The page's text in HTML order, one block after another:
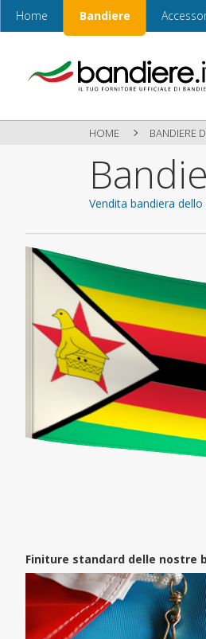
Home Bandiere
HOME BANDIERE
Vendita bandiera
Finiture standard delle nostre